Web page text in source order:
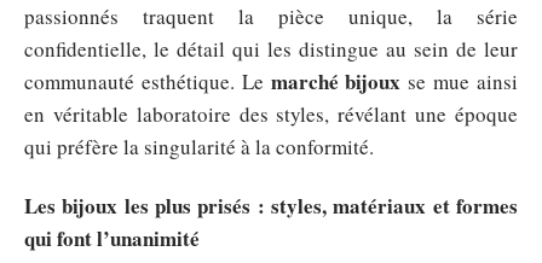
passionnés traquent la pièce unique, la série
confidentielle, le détail qui les distingue au sein de leur
communauté esthétique. Le marché bijoux se mue ainsi
en véritable laboratoire des styles, révélant une époque
qui préfère la singularité à la conformité.
Les bijoux les plus prisés : styles, matériaux et formes
qui font l’unanimité